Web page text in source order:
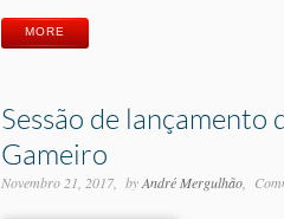
MORE
Sessão de lançamento
Gameiro
Novembro 21, 2017 byAndré Mergulhão